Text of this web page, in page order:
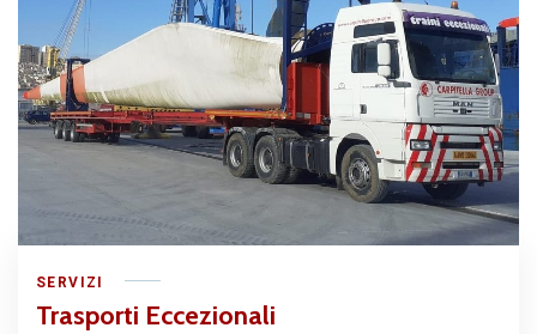
SERVIZI
Trasporti Eccezionali